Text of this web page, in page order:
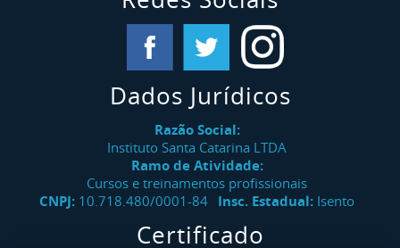
Dados Jurídicos
Razão Social:
Instituto Santa Catarina LTDA
Ramo de Atividade:
Cursos e treinamentos profissionais
CNPJ: 10.718.480/0001-84 Insc. Estadual: Isento
Certificado